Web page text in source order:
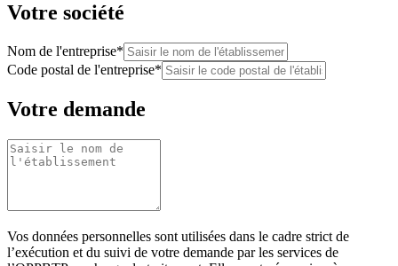
Votre société
Nom de l'entreprise*
Code postal de l'entreprise*
Votre demande
Vos données personnelles sont utilisées dans le cadre strict de
l’exécution et du suivi de votre demande par les services de